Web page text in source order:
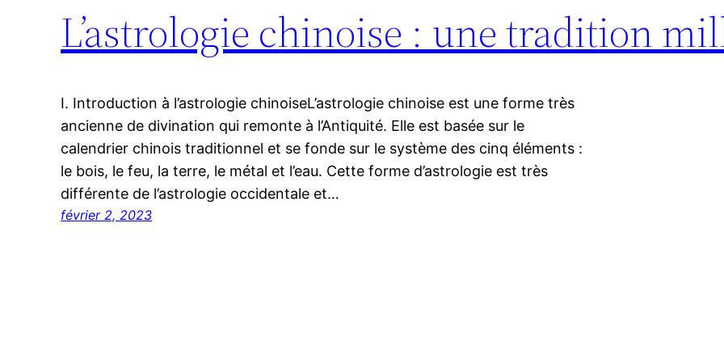
L’astrologie chinoise : une tradition
I. Introduction à l’astrologie chinoiseL’astrologie chinoise est une forme très
ancienne de divination qui remonte à l’Antiquité. Elle est basée sur le
calendrier chinois traditionnel et se fonde sur le système des cinq éléments :
le bois, le feu, la terre, le métal et l’eau. Cette forme d’astrologie est très
différente de l’astrologie occidentale et…
février 2, 2023